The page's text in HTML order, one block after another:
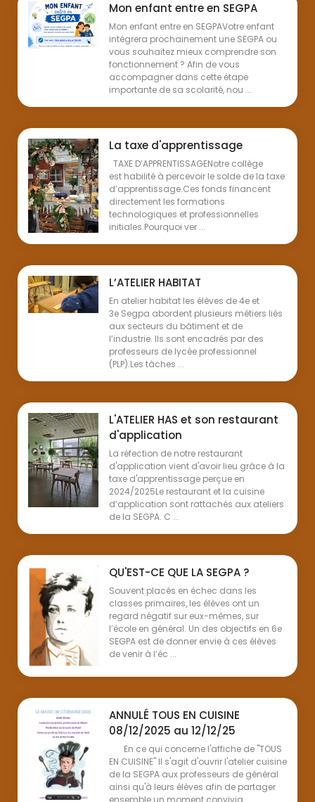
Mon enfant entre en SEGPA
Mon enfant entre en SEGPAVotre enfant
intégrera prochainement une SEGPA ou
vous souhaitez mieux comprendre son
fonctionnement ? Afin de vous
accompagner dans cette étape
importante de sa scolarité, nou ...
La taxe d'apprentissage
TAXE D’APPRENTISSAGENotre collège
est habilité à percevoir le solde de la taxe
d’apprentissage.Ces fonds financent
directement les formations
technologiques et professionnelles
initiales.Pourquoi ver ...
L’ATELIER HABITAT
En atelier habitat les élèves de 4e et
3e Segpa abordent plusieurs métiers liés
aux secteurs du bâtiment et de
l’industrie. Ils sont encadrés par des
professeurs de lycée professionnel
(PLP).Les tâches ...
L'ATELIER HAS et son restaurant
d'application
La réfection de notre restaurant
d'application vient d'avoir lieu grâce à la
taxe d'apprentissage perçue en
2024/2025Le restaurant et la cuisine
d’application sont rattachés aux ateliers
de la SEGPA. C ...
QU'EST-CE QUE LA SEGPA ?
Souvent placés en échec dans les
classes primaires, les élèves ont un
regard négatif sur eux-mêmes, sur
l’école en général. Un des objectifs en 6e
SEGPA est de donner envie à ces élèves
de venir à l’éc ...
ANNULÉ TOUS EN CUISINE
08/12/2025 au 12/12/25
En ce qui concerne l'affiche de "TOUS
EN CUISINE" Il s'agit d'ouvrir l'atelier cuisine
de la SEGPA aux professeurs de général
ainsi qu'à leurs élèves afin de partager
ensemble un moment convivia ...